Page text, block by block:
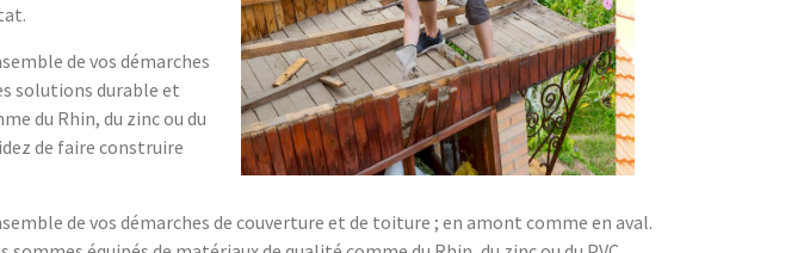
de vos démarches
solutions durable et
du Rhin, du zinc ou du
de faire construire
de vos démarches de couverture et de toiture ; en amont comme en aval.